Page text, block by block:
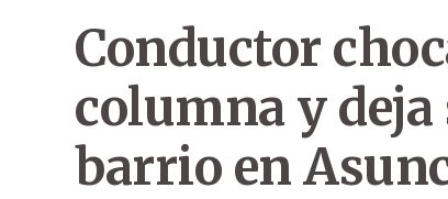
Conductor
columna y
barrio en